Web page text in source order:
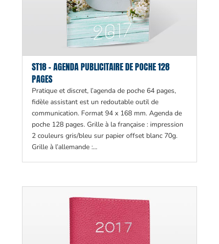
ST18 – AGENDA PUBLICITAIRE DE POCHE 128
PAGES
Pratique et discret, l’agenda de poche 64 pages,
fidèle assistant est un redoutable outil de
communication. Format 94 x 168 mm. Agenda de
poche 128 pages. Grille à la française : impression
2 couleurs gris/bleu sur papier offset blanc 70g.
Grille à l’allemande :...